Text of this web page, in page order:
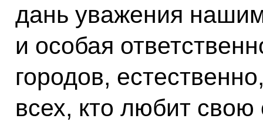
дань уважения
и особая
городов,
всех, кто любит свою